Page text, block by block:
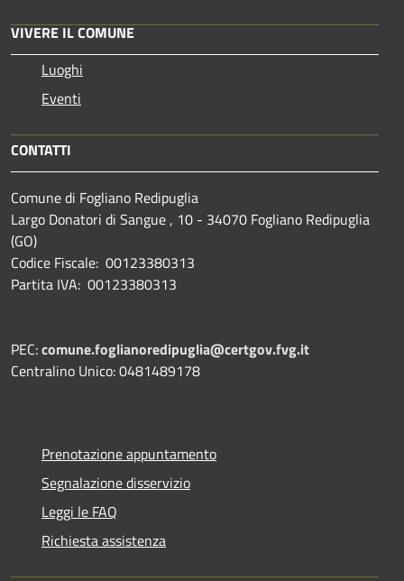
VIVERE IL COMUNE
Luoghi
Eventi
CONTATTI
Comune di Fogliano Redipuglia
Largo Donatori di Sangue , 10 - 34070 Fogliano Redipuglia
(GO)
Codice Fiscale: 00123380313
Partita IVA: 00123380313
PEC:comune.foglianoredipuglia@certgov.fvg.it
Centralino Unico: 0481489178
Prenotazione appuntamento
Segnalazione disservizio
Leggi le FAQ
Richiesta assistenza